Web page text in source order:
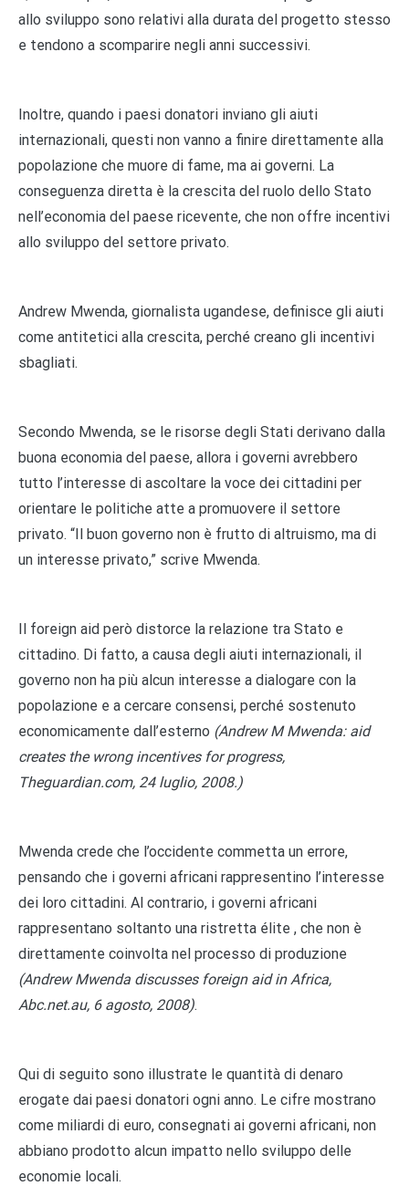
allo sviluppo sono relativi alla durata del progetto stesso
e tendono a scomparire negli anni successivi.
Inoltre, quando i paesi donatori inviano gli aiuti
internazionali, questi non vanno a finire direttamente alla
popolazione che muore di fame, ma ai governi. La
conseguenza diretta è la crescita del ruolo dello Stato
nell’economia del paese ricevente, che non offre incentivi
allo sviluppo del settore privato.
Andrew Mwenda, giornalista ugandese, definisce gli aiuti
come antitetici alla crescita, perché creano gli incentivi
sbagliati.
Secondo Mwenda, se le risorse degli Stati derivano dalla
buona economia del paese, allora i governi avrebbero
tutto l’interesse di ascoltare la voce dei cittadini per
orientare le politiche atte a promuovere il settore
privato. “Il buon governo non è frutto di altruismo, ma di
un interesse privato,” scrive Mwenda.
Il foreign aid però distorce la relazione tra Stato e
cittadino. Di fatto, a causa degli aiuti internazionali, il
governo non ha più alcun interesse a dialogare con la
popolazione e a cercare consensi, perché sostenuto
economicamente dall’esterno (Andrew M Mwenda: aid
creates the wrong incentives for progress,
Theguardian.com, 24 luglio, 2008.)
Mwenda crede che l’occidente commetta un errore,
pensando che i governi africani rappresentino l’interesse
dei loro cittadini. Al contrario, i governi africani
rappresentano soltanto una ristretta élite , che non è
direttamente coinvolta nel processo di produzione
(Andrew Mwenda discusses foreign aid in Africa,
Abc.net.au, 6 agosto, 2008).
Qui di seguito sono illustrate le quantità di denaro
erogate dai paesi donatori ogni anno. Le cifre mostrano
come miliardi di euro, consegnati ai governi africani, non
abbiano prodotto alcun impatto nello sviluppo delle
economie locali.